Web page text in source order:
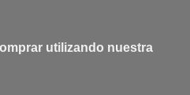
utilizando nuestra